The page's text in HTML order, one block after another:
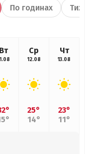
По годинах
Вт Ср
12.08
25°
14°
Чт
13.08
23°
11°